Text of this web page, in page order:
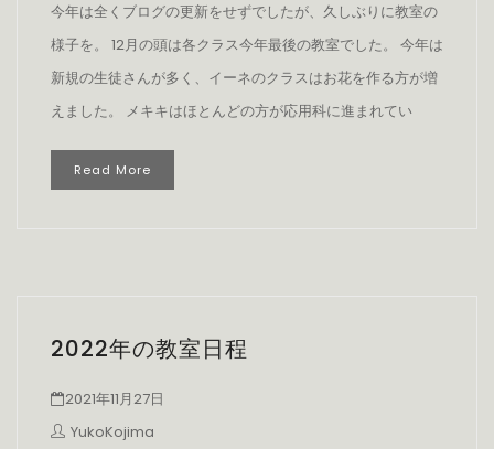
今年は全くブログの更新をせずでしたが、久しぶりに教室の
様子を。 12月の頭は各クラス今年最後の教室でした。 今年は
新規の生徒さんが多く、イーネのクラスはお花を作る方が増
えました。 メキキはほとんどの方が応用科に進まれてい
Read More
2022年の教室日程
2021年11月27日
YukoKojima